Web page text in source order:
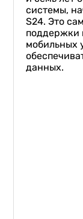
системы,
S24. Это
поддержки
мобильных
данных.